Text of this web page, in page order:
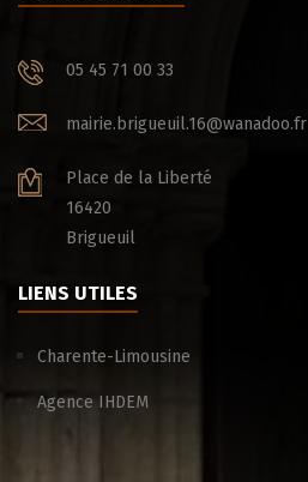
05 45 71 00 33
mairie.brigueuil.16@wanadoo.fr
Place de la Liberté
16420
Brigueuil
LIENS UTILES
Charente-Limousine
Agence IHDEM